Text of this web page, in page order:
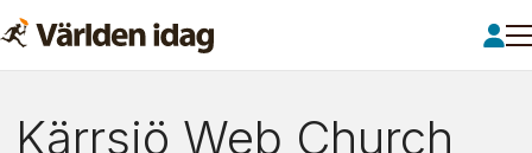
Om:
Kärrsjö Web Church